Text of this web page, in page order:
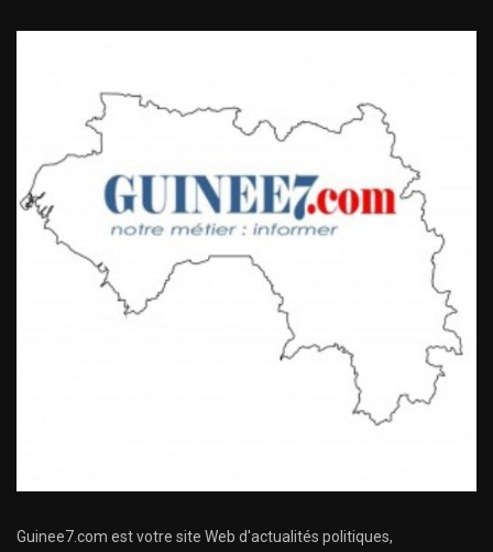
Guinee7.com est votre site Web d'actualités politiques,